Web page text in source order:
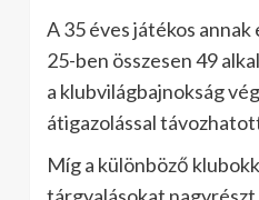
A 35 éves játékos
25-ben összesen 49
a klubvilágbajnokság
átigazolással
Míg a különböző